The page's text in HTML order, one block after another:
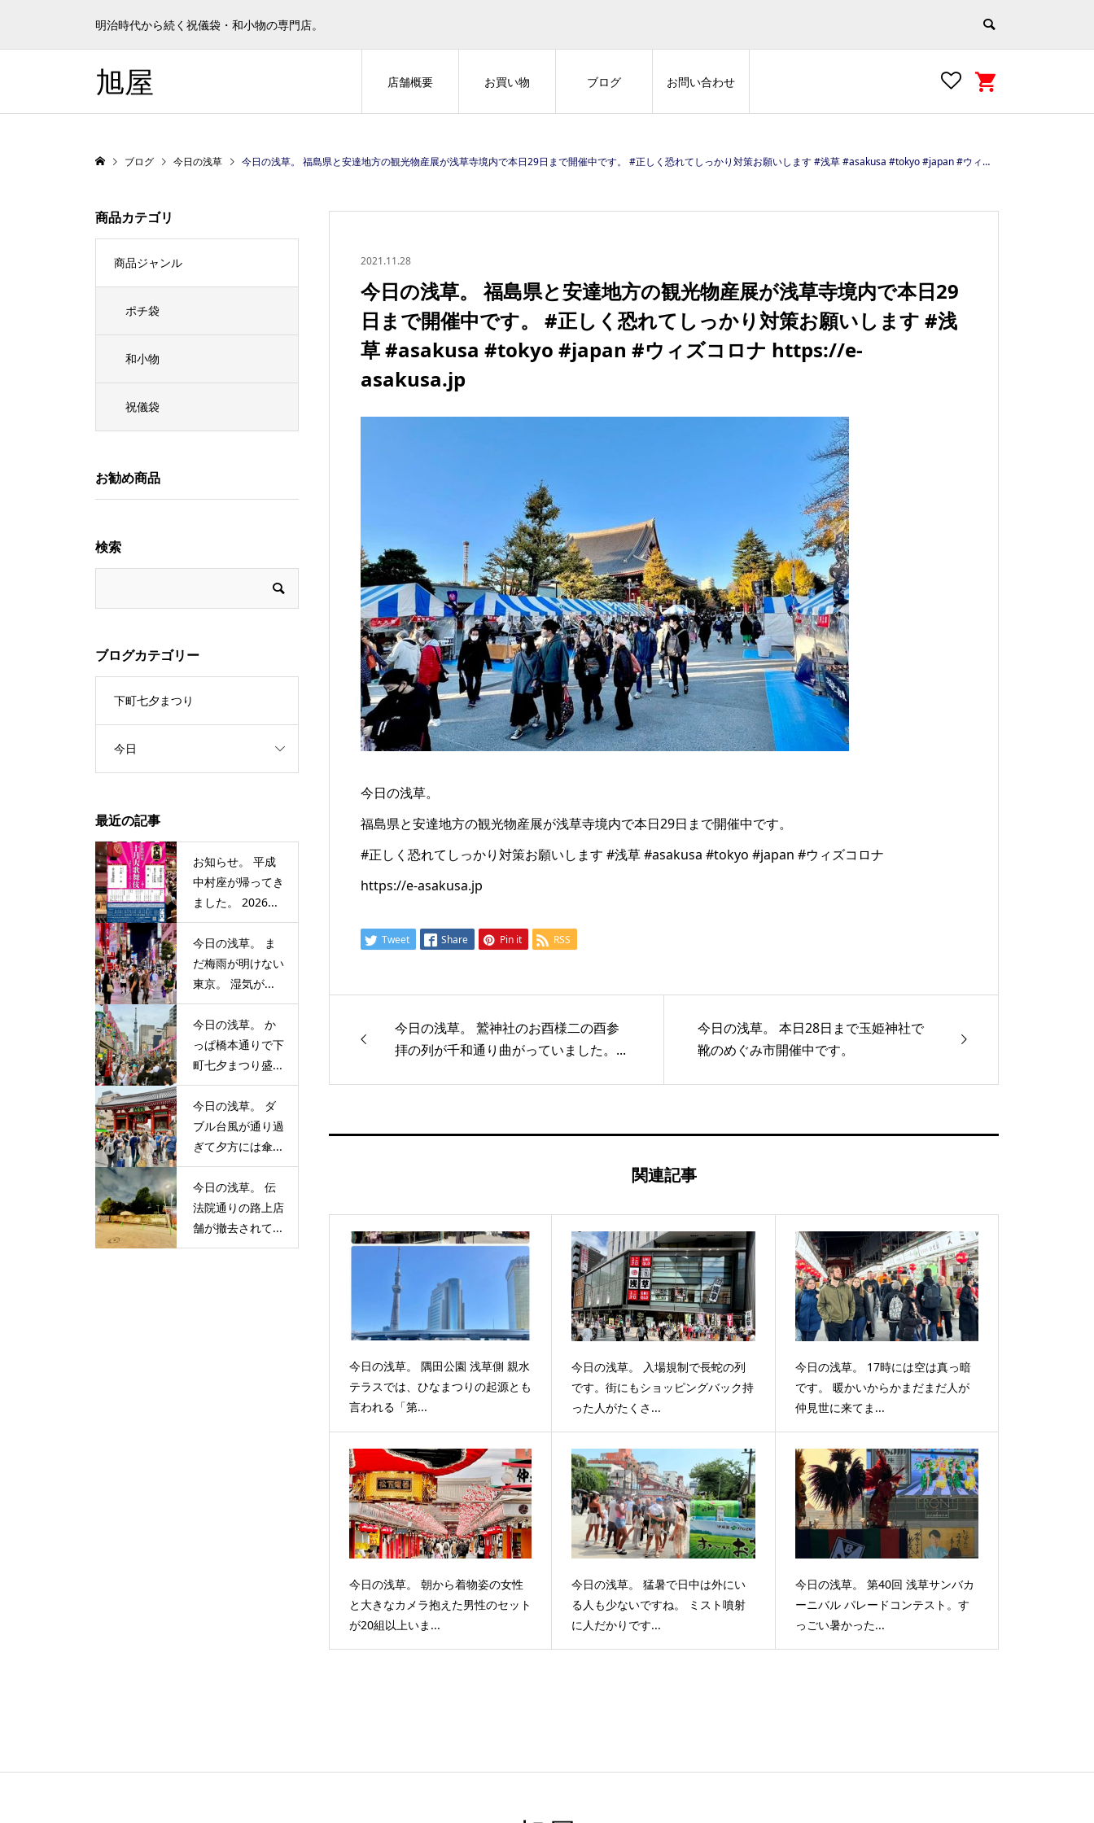
明治時代から続く祝儀袋・和小物の専門店。
旭屋 店舗概要 お買い物 ブログ お問い合わせ
ブログ 今日の浅草 今日の浅草。 福島県と安達地方の観光物産展が浅草寺境内で本日29日まで開催中です。 #正しく恐れてしっかり対策お願いします #浅草 #asakusa #tokyo #japan #ウィズコロナ https://e-asakusa.jp
2021.11.28
今日の浅草。 福島県と安達地方の観光物産展が浅草寺境内で本日29
日まで開催中です。 #正しく恐れてしっかり対策お願いします #浅
草 #asakusa #tokyo #japan #ウィズコロナ https://e-
asakusa.jp
今日の浅草。
福島県と安達地方の観光物産展が浅草寺境内で本日29日まで開催中です。
#正しく恐れてしっかり対策お願いします #浅草 #asakusa #tokyo #japan #ウィズコロナ
https://e-asakusa.jp
Tweet Share Pin it RSS
今日の浅草。 鷲神社のお酉様二の酉参
拝の列が千和通り曲がっていました。...
今日の浅草。 本日28日まで玉姫神社で
靴のめぐみ市開催中です。
関連記事
今日の浅草。 隅田公園 浅草側 親水
テラスでは、ひなまつりの起源とも
言われる「第...
今日の浅草。 入場規制で長蛇の列
です。街にもショッピングバック持
った人がたくさ...
今日の浅草。 17時には空は真っ暗
です。 暖かいからかまだまだ人が
仲見世に来てま...
今日の浅草。 朝から着物姿の女性
と大きなカメラ抱えた男性のセット
が20組以上いま...
今日の浅草。 猛暑で日中は外にい
る人も少ないですね。 ミスト噴射
に人だかりです...
今日の浅草。 第40回 浅草サンバカ
ーニバル パレードコンテスト。す
っごい暑かった...
商品カテゴリ
商品ジャンル
ポチ袋
和小物
祝儀袋
お勧め商品
検索
ブログカテゴリー
下町七夕まつり
今日
最近の記事
お知らせ。 平成
中村座が帰ってき
ました。 2026...
今日の浅草。 ま
だ梅雨が明けない
東京。 湿気が...
今日の浅草。 か
っぱ橋本通りで下
町七夕まつり盛...
今日の浅草。 ダ
ブル台風が通り過
ぎて夕方には傘...
今日の浅草。 伝
法院通りの路上店
舗が撤去されて...